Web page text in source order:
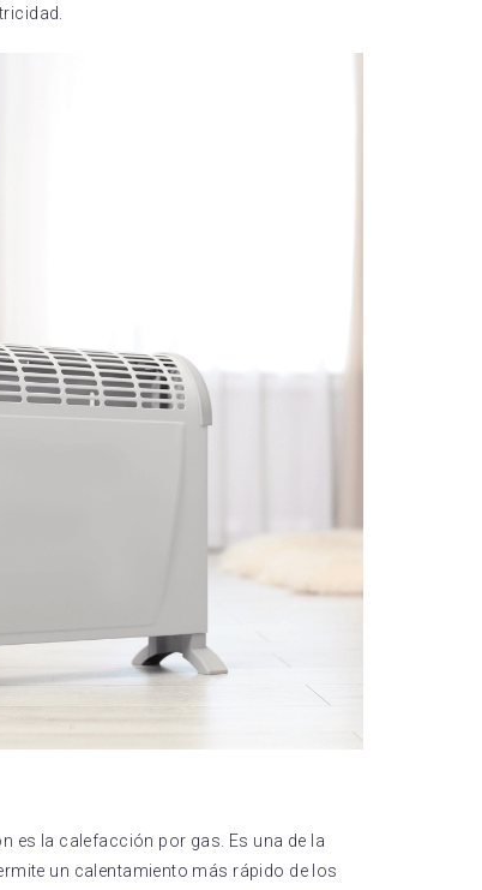
es la calefacción por gas. Es una de la
un calentamiento más rápido de los